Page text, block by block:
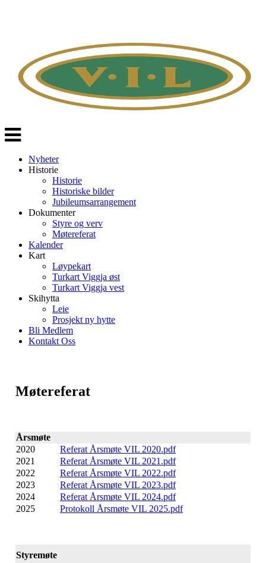
Veksle
navigasjon
Nyheter
Historie
Historie
Historiske bilder
Jubileumsarrangement
Dokumenter
Styre og verv
Møtereferat
Kalender
Kart
Løypekart
Turkart Viggja øst
Turkart Viggja vest
Skihytta
Leie
Prosjekt ny hytte
Bli Medlem
Kontakt Oss
Møtereferat
Årsmøte
2020
Referat Årsmøte VIL 2020.pdf
2021
Referat Årsmøte VIL 2021.pdf
2022
Referat Årsmøte VIL 2022.pdf
2023
Referat Årsmøte VIL 2023.pdf
2024
Referat Årsmøte VIL 2024.pdf
2025
Protokoll Årsmøte VIL 2025.pdf
Styremøte